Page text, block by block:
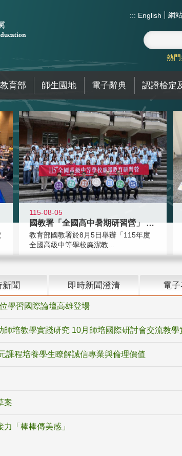
::: English 網
熱門
育部 師生園地 電子辭典 認證檢定
115-08-05
國教署「全國高中暑期研習營」 以多
教育部國教署於8月5日舉辦「115年度
全國高級中等學校廉潔教...
新聞 即時新聞澄清 電
學習國際論壇高雄登場
培教學實踐研究 10月師培國際研討會交流教學
課程培養學生瞭解誠信專業與倫理價值
案
「棒棒傳美感」